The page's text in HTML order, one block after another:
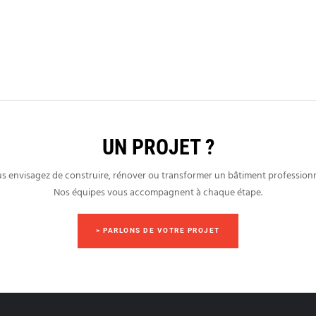
UN PROJET ?
envisagez de construire, rénover ou transformer un bâtiment
Nos équipes vous accompagnent à chaque étape.
> PARLONS DE VOTRE PROJET